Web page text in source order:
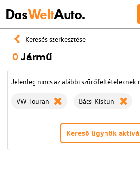
DasWeltAuto.
Keresés szerkesztése
0Jármű
Jelenleg nincs az alábbi szűrőfeltételeknek
VW Touran Bács-Kiskun
Kereső ügynök